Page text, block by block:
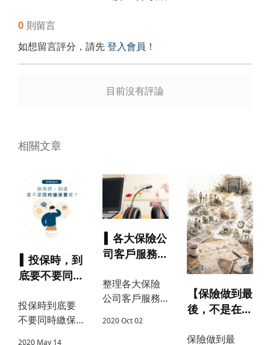
0 則留言
如想留言評分，請先登入會員 ！
目前沒有評論
相關文章
▍投保時，到
底要不要同時
投保時到底要
不要同時繳保
2020 May 14
▍各大保險公
司客戶服務中
整理各大保險
公司客戶服務
含國泰人壽、
2020 Oct 02
送出
【保險做到最
後，不是在賣
陪一個人看懂
保險做到最